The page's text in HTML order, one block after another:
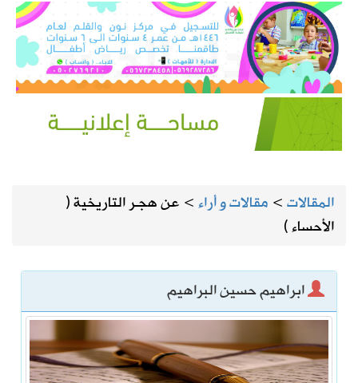
المقالات> مقالات و أراء> عن هجـر التاريخية (
الأحساء )
ابراهيم حسين البراهيم